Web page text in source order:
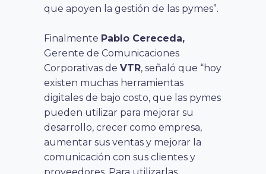
que apoyen la gestión de las pymes”.
Finalmente Pablo Cereceda,
Gerente de Comunicaciones
Corporativas de VTR, señaló que “hoy
existen muchas herramientas
digitales de bajo costo, que las pymes
pueden utilizar para mejorar su
desarrollo, crecer como empresa,
aumentar sus ventas y mejorar la
comunicación con sus clientes y